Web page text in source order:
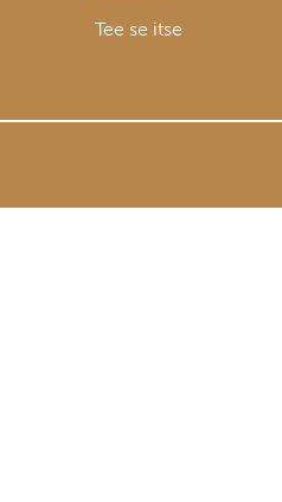
Tee se itse